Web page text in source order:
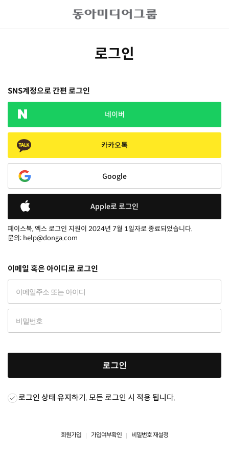
로그인
SNS계정으로 간편 로그인
네이버
카카오톡
Google
Apple로 로그인
페이스북, 엑스 로그인 지원이 2024년 7월 1일자로 종료되었습니다.
문의: help@donga.com
이메일 혹은 아이디로 로그인
로그인
로그인 상태 유지하기. 모든 로그인 시 적용 됩니다.
회원가입 가입여부확인 비밀번호 재설정